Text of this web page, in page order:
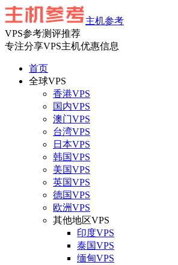
主机参考
VPS参考测评推荐
专注分享VPS主机优惠信息
首页
全球VPS
香港VPS
国内VPS
澳门VPS
台湾VPS
日本VPS
韩国VPS
美国VPS
英国VPS
德国VPS
欧洲VPS
其他地区VPS
印度VPS
泰国VPS
缅甸VPS